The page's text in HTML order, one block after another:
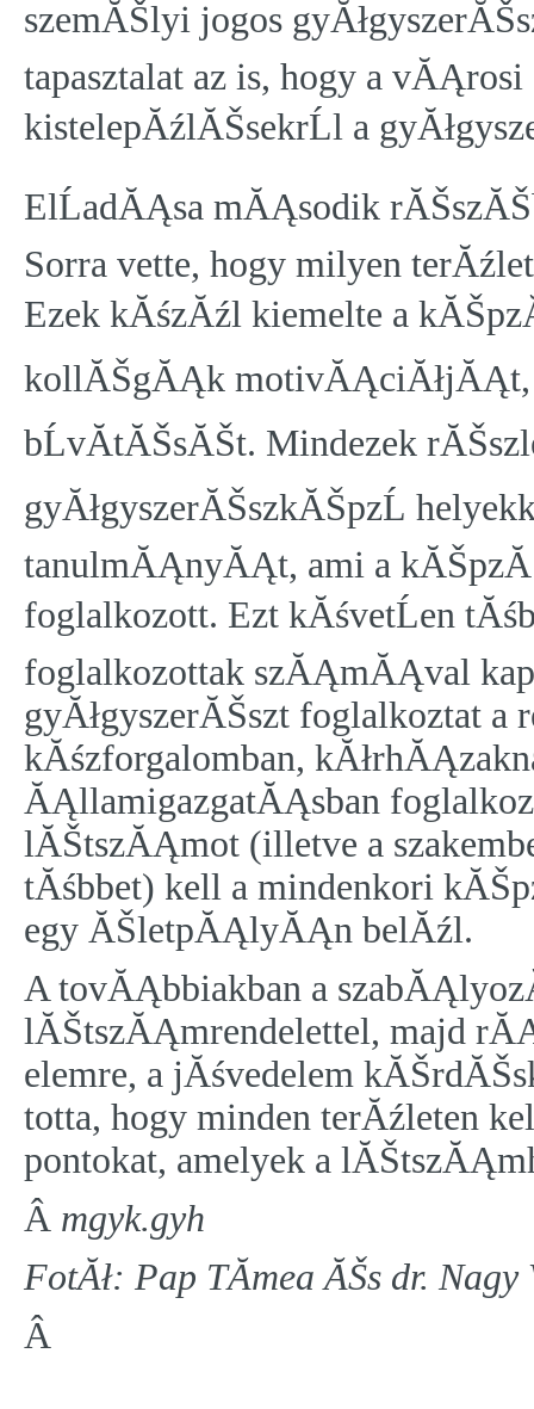
szemĂŠlyi jogos
tapasztalat az is, hogy a
kistelepĂźlĂŠsekrĹl a
ElĹadĂĄsa mĂĄsodik
Sorra vette, hogy milyen
Ezek kĂśzĂźl kiemelte a
kollĂŠgĂĄk motivĂĄciĂłjĂĄt,
bĹvĂ­tĂŠsĂŠt. Mindezek
gyĂłgyszerĂŠszkĂŠpzĹ
tanulmĂĄnyĂĄt, ami a
foglalkozott. Ezt kĂśvetĹen
foglalkozottak szĂĄmĂĄval
gyĂłgyszerĂŠszt foglalkoztat a
kĂśzforgalomban,
ĂĄllamigazgatĂĄsban
lĂŠtszĂĄmot (illetve a
tĂśbbet) kell a mindenkori
egy ĂŠletpĂĄlyĂĄn belĂźl.
A tovĂĄbbiakban a
lĂŠtszĂĄmrendelettel, majd
elemre, a jĂśvedelem
totta, hogy minden terĂźleten
pontokat, amelyek a
Â mgyk.gyh
FotĂł: Pap TĂ­mea ĂŠs dr. Nagy
Â